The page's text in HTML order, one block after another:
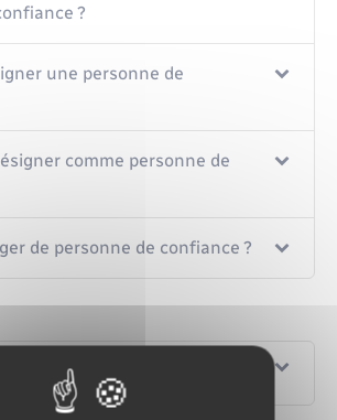
?
une personne de
comme personne de
de personne de confiance ?